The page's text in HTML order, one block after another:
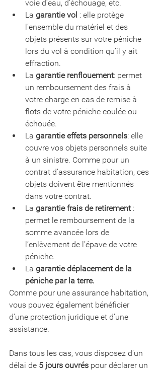
voie d’eau, d’échouage, etc.
La garantie vol : elle protège
l’ensemble du matériel et des
objets présents sur votre péniche
lors du vol à condition qu’il y ait
effraction.
La garantie renflouement: permet
un remboursement des frais à
votre charge en cas de remise à
flots de votre péniche coulée ou
échouée.
La garantie effets personnels: elle
couvre vos objets personnels suite
à un sinistre. Comme pour un
contrat d’assurance habitation, ces
objets doivent être mentionnés
dans votre contrat.
La garantie frais de retirement :
permet le remboursement de la
somme avancée lors de
l’enlèvement de l’épave de votre
péniche.
La garantie déplacement de la
péniche par la terre.
Comme pour une assurance habitation,
vous pouvez également bénéficier
d’une protection juridique et d’une
assistance.
Dans tous les cas, vous disposez d’un
délai de 5 jours ouvrés pour déclarer un